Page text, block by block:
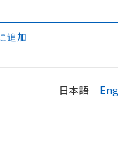
追加
日本語